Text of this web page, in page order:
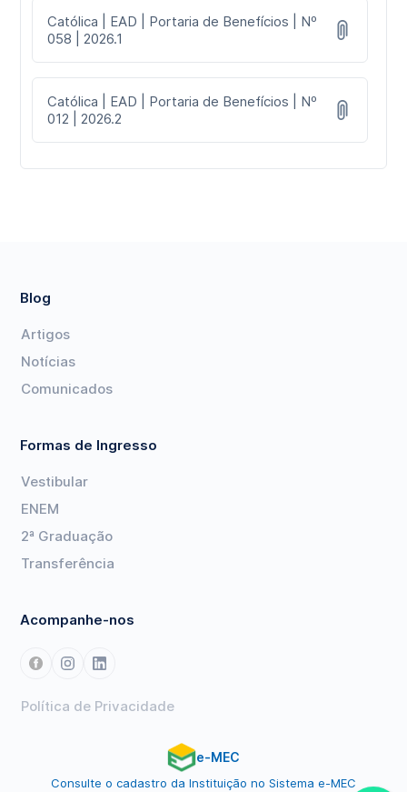
Católica | EAD | Portaria de Benefícios | Nº
058 | 2026.1
Católica | EAD | Portaria de Benefícios | Nº
012 | 2026.2
Blog
Artigos
Notícias
Comunicados
Formas de Ingresso
Vestibular
ENEM
2ª Graduação
Transferência
Acompanhe-nos
Política de Privacidade
e-MEC
Consulte o cadastro da Instituição no Sistema e-MEC